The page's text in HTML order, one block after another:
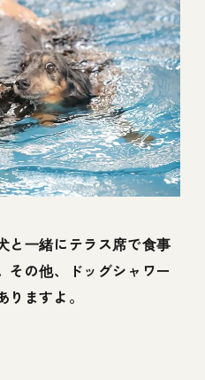
と一緒にテラス席で食事
その他、ドッグシャワー
ますよ。